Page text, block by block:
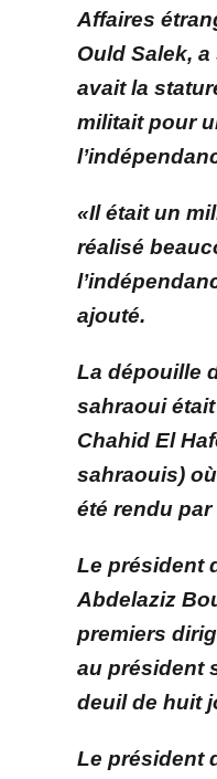
Affaires
Ould Salek,
avait la
militait pour
«Il était un
réalisé
ajouté.
La dépouille
sahraoui
Chahid El
sahraouis)
été rendu
Le président
Abdelaziz
premiers
au président
deuil de huit
Le président